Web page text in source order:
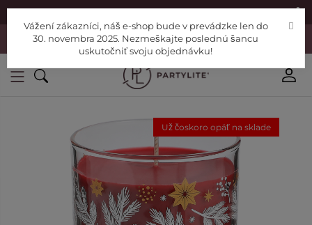
|
Vážení zákazníci, náš e-shop bude v prevádzke len do 30. novembra
2025. Nezmeškajte poslednú šancu uskutočniť svoju objednávku!
Už čoskoro opäť na sklade
Vážení zákazníci, náš e-shop bude v prevádzke len do
30. novembra 2025. Nezmeškajte poslednú šancu
uskutočniť svoju objednávku!